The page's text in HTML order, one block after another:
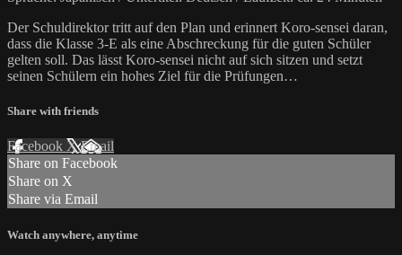
Der Schuldirektor tritt auf den Plan und erinnert Koro-sensei daran,
dass die Klasse 3-E als eine Abschreckung für die guten Schüler
gelten soll. Das lässt Koro-sensei nicht auf sich sitzen und setzt
seinen Schülern ein hohes Ziel für die Prüfungen…
Share with friends
Facebook XEmail
Share on Facebook
Share on X
Share via Email
Watch anywhere, anytime